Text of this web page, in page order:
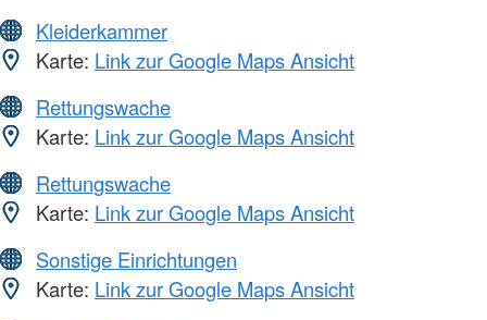
Kleiderkammer
Karte: Link zur Google Maps Ansicht
Rettungswache
Karte: Link zur Google Maps Ansicht
Rettungswache
Karte: Link zur Google Maps Ansicht
Sonstige Einrichtungen
Karte: Link zur Google Maps Ansicht